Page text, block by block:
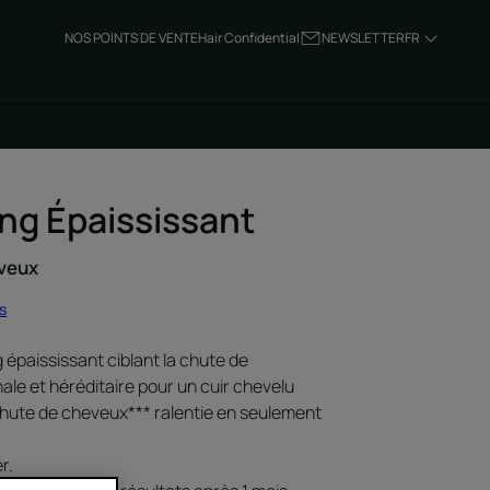
NOS POINTS DE VENTEHair Confidential NEWSLETTERFR
Épaississant
épaississant ciblant la chute de
et héréditaire pour un cuir chevelu
de cheveux*** ralentie en seulement